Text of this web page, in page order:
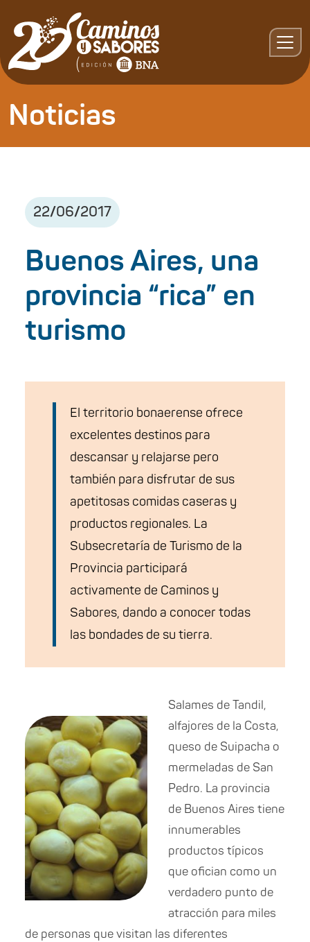
Noticias
22/06/2017
Buenos Aires, una
provincia “rica” en
turismo
El territorio bonaerense ofrece
excelentes destinos para
descansar y relajarse pero
también para disfrutar de sus
apetitosas comidas caseras y
productos regionales. La
Subsecretaría de Turismo de la
Provincia participará
activamente de Caminos y
Sabores, dando a conocer todas
las bondades de su tierra.
Salames de Tandil,
alfajores de la Costa,
queso de Suipacha o
mermeladas de San
Pedro. La provincia
de Buenos Aires tiene
innumerables
productos típicos
que ofician como un
verdadero punto de
atracción para miles
de personas que visitan las diferentes